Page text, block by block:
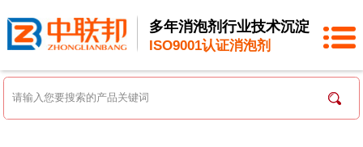
多年消泡剂行业技术沉淀
ISO9001认证消泡剂